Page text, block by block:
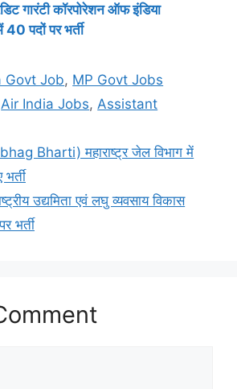
गारंटी कॉरपोरेशन ऑफ इंडिया
पदों पर भर्ती
Govt Job, MP Govt Jobs
Air India Jobs, Assistant
Bharti) महाराष्ट्र जेल विभाग में
उद्यमिता एवं लघु व्यवसाय विकास
भर्ती